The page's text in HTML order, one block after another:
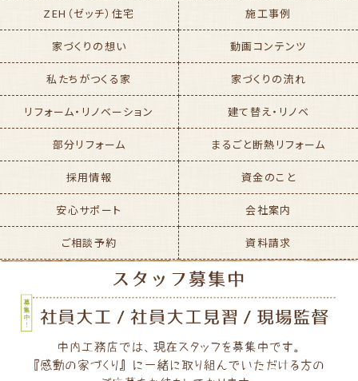
ZEH（ゼッチ）住宅 施工事例
家づくりの想い 動画コンテンツ
私たちがつくる家 家づくりの流れ
リフォーム・リノベーション 建て替え・リノベ
部分リフォーム まるごと断熱リフォーム
採用情報 資金のこと
安心サポート 会社案内
ご相談予約 資料請求